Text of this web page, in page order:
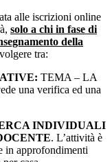
alle iscrizioni online
solo a chi in fase di
della
tra:
TEMA – LA
una verifica ed una
INDIVIDUALI
. L’attività è
in approfondimenti